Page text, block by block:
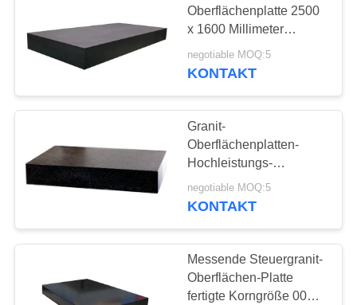
Oberflächenplatte 2500
x 1600 Millimeter
bestätigen LÄRM 876
zum der Kategorie B
negotiable MOQ:5
KONTAKT
Granit-
Oberflächenplatten-
Hochleistungs-
Maschinen-Bett-
Oberflächen-Platte
negotiable MOQ:5
KONTAKT
Messende Steuergranit-
Oberflächen-Platte
fertigte Korngröße 00